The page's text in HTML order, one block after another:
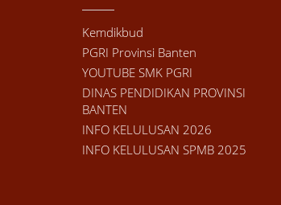
Kemdikbud
PGRI Provinsi Banten
YOUTUBE SMK PGRI
DINAS PENDIDIKAN PROVINSI
BANTEN
INFO KELULUSAN 2026
INFO KELULUSAN SPMB 2025